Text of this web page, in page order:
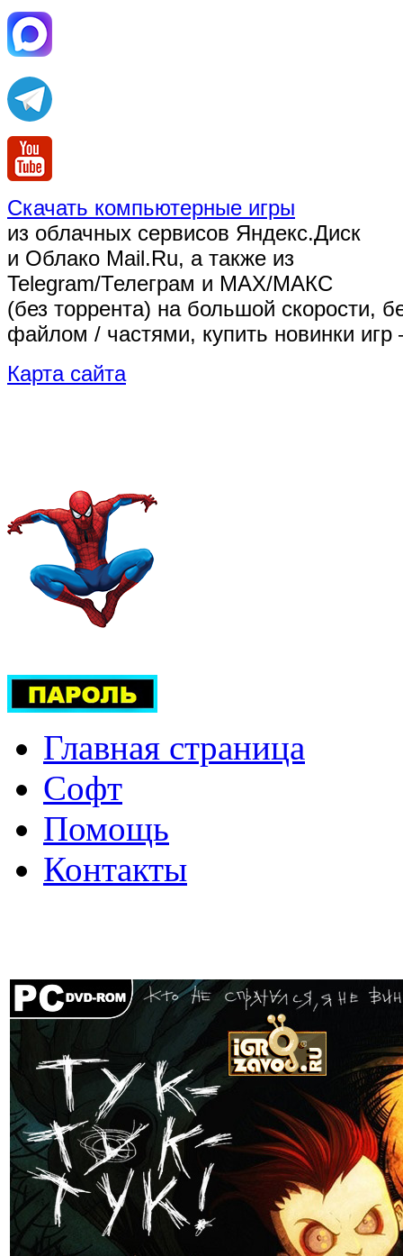
Скачать компьютерные игры
из облачных сервисов Яндекс.Диск
и Облако Mail.Ru, а также из
Telegram/Телеграм и MAX/МАКС
(без торрента) на большой скорости,
файлом / частями, купить новинки
Карта сайта
Главная страница
Софт
Помощь
Контакты